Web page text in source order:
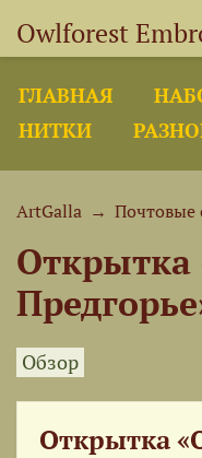
Owlforest
ГЛАВНАЯ
НИТКИ
ArtGalla → Почтовые
Открытка
Обзор
Открытка